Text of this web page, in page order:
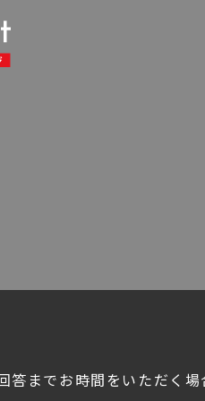
までお時間をいただく場